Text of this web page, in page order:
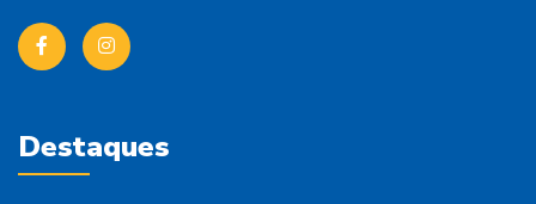
Destaques